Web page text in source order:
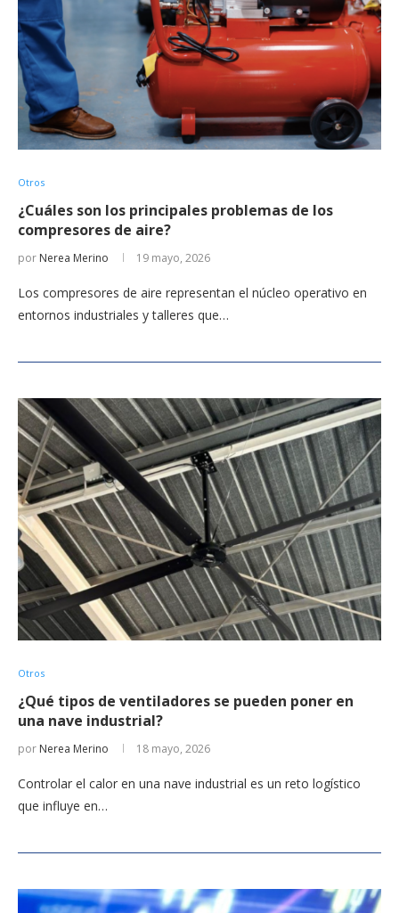
Otros
¿Cuáles son los principales problemas de los
compresores de aire?
por Nerea Merino 19 mayo, 2026
Los compresores de aire representan el núcleo operativo en
entornos industriales y talleres que…
Otros
¿Qué tipos de ventiladores se pueden poner en
una nave industrial?
por Nerea Merino 18 mayo, 2026
Controlar el calor en una nave industrial es un reto logístico
que influye en…